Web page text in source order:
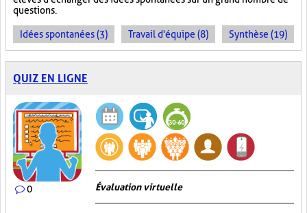
questions.
Idées spontanées (3) Travail d'équipe (8) Synthèse (19)
QUIZ EN LIGNE
0 Évaluation virtuelle